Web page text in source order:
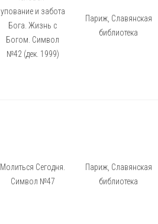
упование и забота
Бога. Жизнь с
Богом. Символ
№42 (дек. 1999)
Париж, Славянская
библиотека
Молиться Сегодня.
Символ №47
Париж, Славянская
библиотека